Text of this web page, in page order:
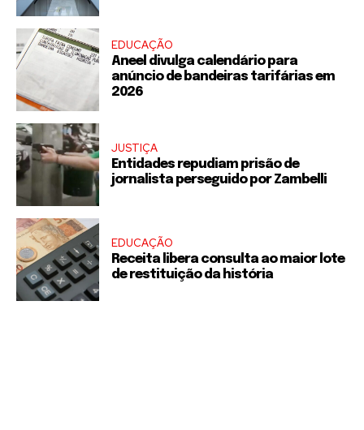
EDUCAÇÃO
Aneel divulga calendário para
anúncio de bandeiras tarifárias em
2026
JUSTIÇA
Entidades repudiam prisão de
jornalista perseguido por Zambelli
EDUCAÇÃO
Receita libera consulta ao maior lote
de restituição da história